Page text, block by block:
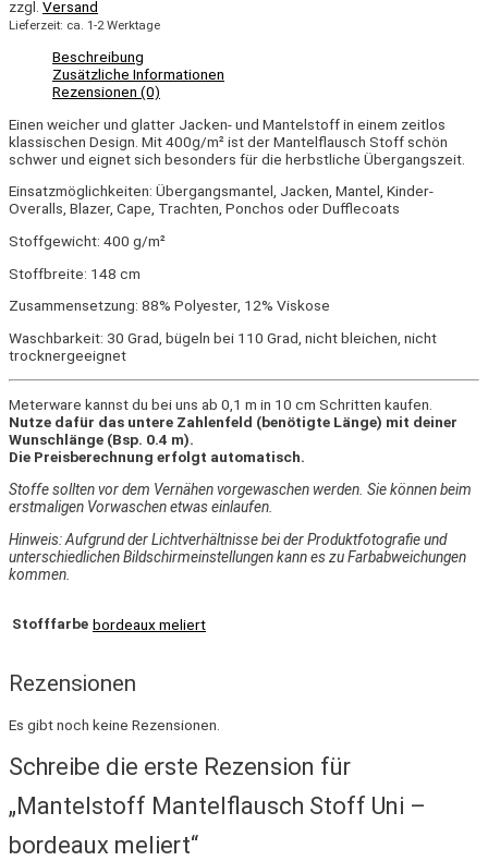
zzgl. Versand
Lieferzeit: ca. 1-2 Werktage
Beschreibung
Zusätzliche Informationen
Rezensionen (0)
Einen weicher und glatter Jacken- und Mantelstoff in einem zeitlos
klassischen Design. Mit 400g/m² ist der Mantelflausch Stoff schön
schwer und eignet sich besonders für die herbstliche Übergangszeit.
Einsatzmöglichkeiten: Übergangsmantel, Jacken, Mantel, Kinder-
Overalls, Blazer, Cape, Trachten, Ponchos oder Dufflecoats
Stoffgewicht: 400 g/m²
Stoffbreite: 148 cm
Zusammensetzung: 88% Polyester, 12% Viskose
Waschbarkeit: 30 Grad, bügeln bei 110 Grad, nicht bleichen, nicht
trocknergeeignet
Meterware kannst du bei uns ab 0,1 m in 10 cm Schritten kaufen.
Nutze dafür das untere Zahlenfeld (benötigte Länge) mit deiner
Wunschlänge (Bsp. 0.4 m).
Die Preisberechnung erfolgt automatisch.
Stoffe sollten vor dem Vernähen vorgewaschen werden. Sie können beim
erstmaligen Vorwaschen etwas einlaufen.
Hinweis: Aufgrund der Lichtverhältnisse bei der Produktfotografie und
unterschiedlichen Bildschirmeinstellungen kann es zu Farbabweichungen
kommen.
Stofffarbe bordeaux meliert
Rezensionen
Es gibt noch keine Rezensionen.
Schreibe die erste Rezension für
„Mantelstoff Mantelflausch Stoff Uni –
bordeaux meliert“